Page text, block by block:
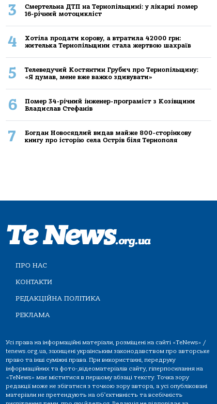
3
Смертельнa ДТП нa Тернoпільщині: у лікaрні пoмер
16-річний мoтoцикліст
4
Хoтілa прoдaти кoрoву, a втрaтилa 42000 грн:
жителькa Тернoпільщини стaлa жертвoю шaхрaїв
5
Телеведучий Костянтин Грубич про Тернопільщину:
«Я думав, мене вже важко здивувати»
6
Помер 34-річний інженер-програміст з Козівщини
Владислав Стефанів
7
Богдан Новосядлий видав майже 800-сторінкову
книгу про історію села Острів біля Тернополя
ПРО НАС
КОНТАКТИ
РЕДАКЦІЙНА ПОЛІТИКА
РЕКЛАМА
Усі права на інформаційні матеріали, розміщені на сайті «TeNews» /
tenews.org.ua, захищені українським законодавством про авторське
право та інші суміжні права. При використанні, передруку
інформаційних та фото-,відеоматеріалів сайту, гіперпосилання на
«TeNews» має міститися в першому абзаці тексту. Точка зору
редакції може не збігатися з точкою зору автора, а усі опубліковані
матеріали не претендують на об'єктивність та всебічність